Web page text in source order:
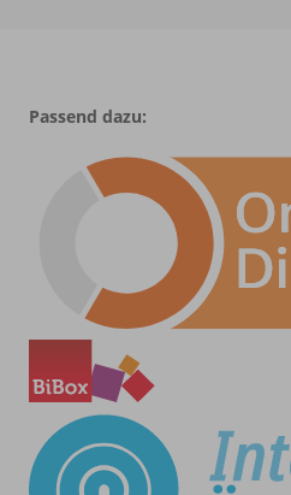
Passend dazu: